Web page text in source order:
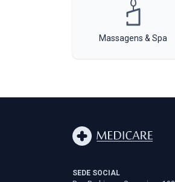
Massagens & Spa
SEDE SOCIAL